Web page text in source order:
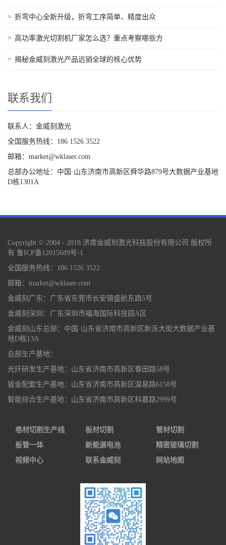
折弯中心全新升级，折弯工序简单、精度出众
高功率激光切割机厂家怎么选？重点考察哪些方
揭秘金威刻激光产品远销全球的核心优势
联系我们
联系人：金威刻激光
全国服务热线：186 1526 3522
邮箱：market@wklaser.com
总部办公地址：中国·山东济南市高新区舜华路879号大数据产业基地
D栋1301A
Copyright © 2004 - 2018 济南金威刻激光科技股份有限公司 版权所
有 鲁ICP备12015689号-1
全国服务热线：186 1526 3522
邮箱：market@wklaser.com
金威刻广东：广东省东莞市长安镇盛航东路5号
金威刻深圳：广东深圳市福海国际科技园A区
金威刻山东总部：中国·山东省济南市高新区新泺大街大数据产业基
地D栋13A
总部生产基地：
光纤研发生产基地：山东省济南市高新区春田路58号
钣金配套生产基地：山东省济南市高新区温泉路6158号
智能综合生产基地：山东省济南市高新区科嘉路2999号
卷材切割生产线 板材切割
管材切割
板管一体
新能源电池
精密玻璃切割
视频中心
联系金威刻 网站地图